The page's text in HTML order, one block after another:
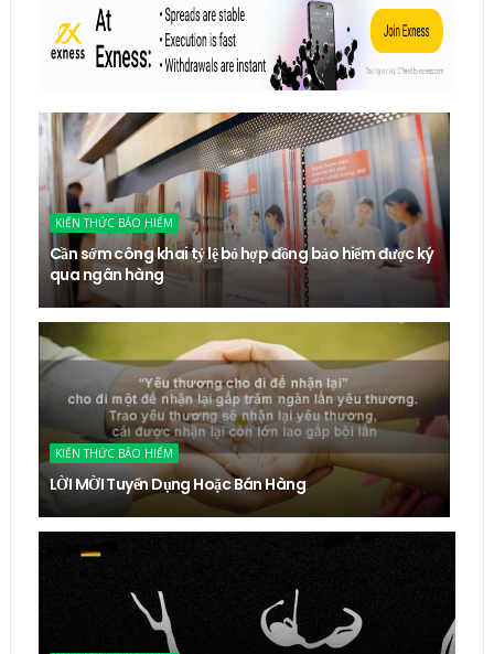
KIẾN THỨC BẢO HIỂM
Cần sớm công khai tỷ lệ bỏ hợp đồng bảo hiểm được ký
qua ngân hàng
KIẾN THỨC BẢO HIỂM
LỜI MỜI Tuyển Dụng Hoặc Bán Hàng